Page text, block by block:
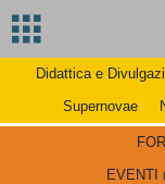
Didattica e
Supernovae
EVENTI